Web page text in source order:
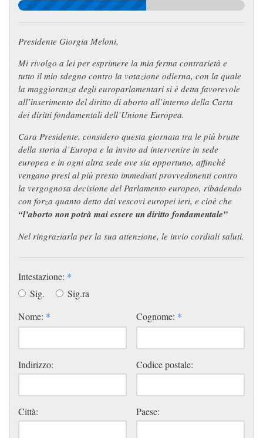
Presidente Giorgia Meloni,
Mi rivolgo a lei per esprimere la mia ferma contrarietà e
tutto il mio sdegno contro la votazione odierna, con la quale
la maggioranza degli europarlamentari si è detta favorevole
all’inserimento del diritto di aborto all’interno della Carta
dei diritti fondamentali dell’Unione Europea.
Cara Presidente, considero questa giornata tra le più brutte
della storia d’Europa e la invito ad intervenire in sede
europea e in ogni altra sede ove sia opportuno, affinché
vengano presi al più presto immediati provvedimenti contro
la vergognosa decisione del Parlamento europeo, ribadendo
con forza quanto detto dai vescovi europei ieri, e cioè che
“l’aborto non potrà mai essere un diritto fondamentale”
Nel ringraziarla per la sua attenzione, le invio cordiali saluti.
Intestazione: *
Sig.
Sig.ra
Nome: * Cognome: *
Indirizzo: Codice postale:
Città: Paese: